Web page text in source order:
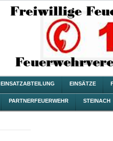
EINSATZABTEILUNG EINSÄTZE
PARTNERFEUERWEHR STEINACH